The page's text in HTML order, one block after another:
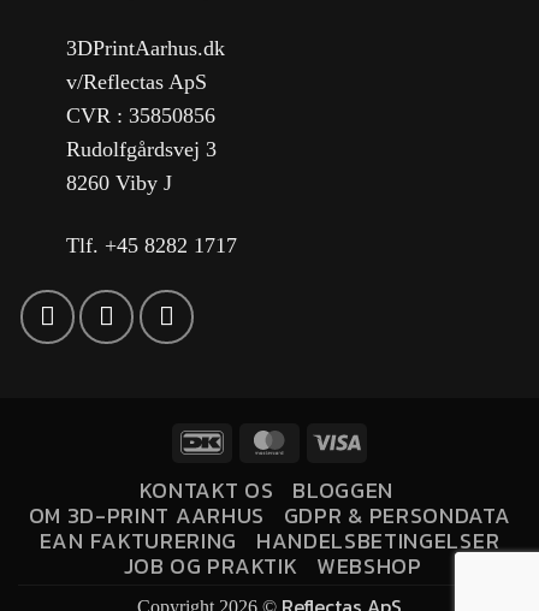
3DPrintAarhus.dk
v/Reflectas ApS
CVR : 35850856
Rudolfgårdsvej 3
8260 Viby J
Tlf. +45 8282 1717
KONTAKT OS BLOGGEN
OM 3D-PRINT AARHUS GDPR & PERSONDATA
EAN FAKTURERING HANDELSBETINGELSER
JOB OG PRAKTIK WEBSHOP